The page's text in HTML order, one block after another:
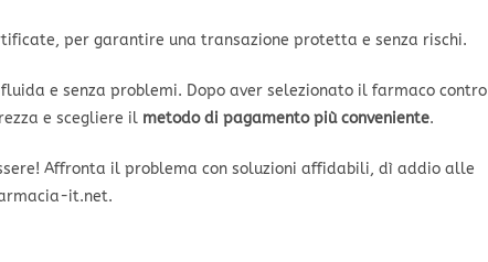
per garantire una transazione protetta e senza rischi.
e senza problemi. Dopo aver selezionato il farmaco contro
e scegliere il metodo di pagamento più conveniente.
Affronta il problema con soluzioni affidabili, dì addio alle
it.net.